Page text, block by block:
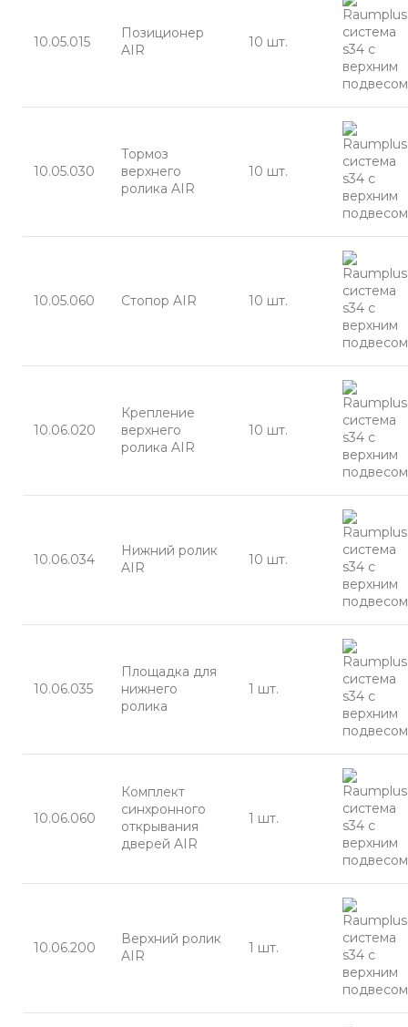
10.05.015
Позиционер
AIR
10 шт.
10.05.030
Тормоз
верхнего
ролика AIR
10 шт.
10.05.060 Стопор AIR 10 шт.
10.06.020
Крепление
верхнего
ролика AIR
10 шт.
10.06.034
Нижний ролик
AIR
10 шт.
10.06.035
Площадка для
нижнего
ролика
1 шт.
10.06.060
Комплект
синхронного
открывания
дверей AIR
1 шт.
10.06.200
Верхний ролик
AIR
1 шт.